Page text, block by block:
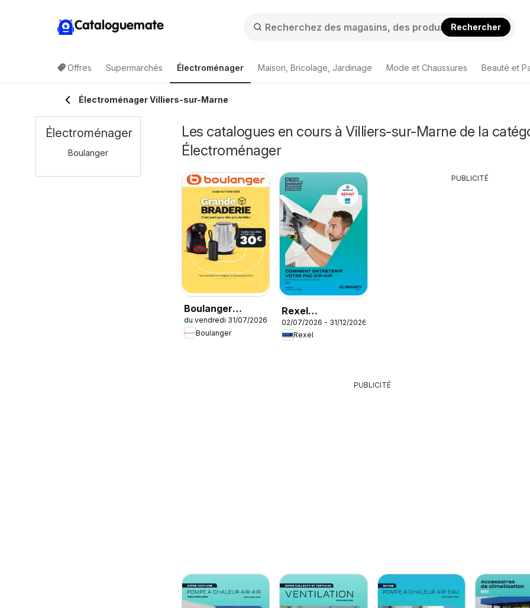
Cataloguemate Rechercher
Offres Supermarchés Électroménager Maison, Bricolage, Jardinage Mode et Chaussures Beauté et
Électroménager Villiers-sur-Marne
Les catalogues en cours à Villiers-sur-Marne de la
Électroménager
Boulanger
Catalogue des
produits
du vendredi 31/07/2026
Boulanger
Rexel
Climatisation
réversible
02/07/2026 - 31/12/2026
Rexel
PUBLICITÉ
PUBLICITÉ
Électroménager
Boulanger